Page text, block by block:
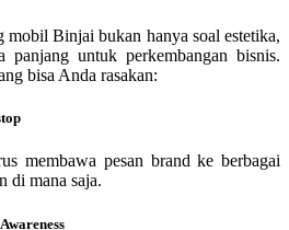
mobil Binjai bukan hanya soal estetika,
panjang untuk perkembangan bisnis.
bisa Anda rasakan:
membawa pesan brand ke berbagai
di mana saja.